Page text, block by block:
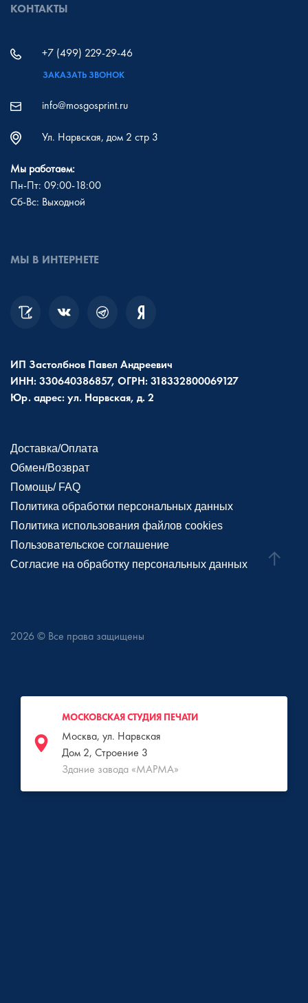
КОНТАКТЫ
+7 (499) 229-29-46
ЗАКАЗАТЬ ЗВОНОК
info@mosgosprint.ru
Ул. Нарвская, дом 2 стр 3
Мы работаем:
Пн-Пт: 09:00-18:00
Сб-Вс: Выходной
МЫ В ИНТЕРНЕТЕ
ИП Застолбнов Павел Андреевич
ИНН: 330640386857, ОГРН: 318332800069127
Юр. адрес: ул. Нарвская, д. 2
Доставка/Оплата
Обмен/Возврат
Помощь/ FAQ
Политика обработки персональных данных
Политика использования файлов cookies
Пользовательское соглашение
Согласие на обработку персональных данных
2026 © Все права защищены
МОСКОВСКАЯ СТУДИЯ ПЕЧАТИ
Москва, ул. Нарвская
Дом 2, Строение 3
Здание завода «МАРМА»